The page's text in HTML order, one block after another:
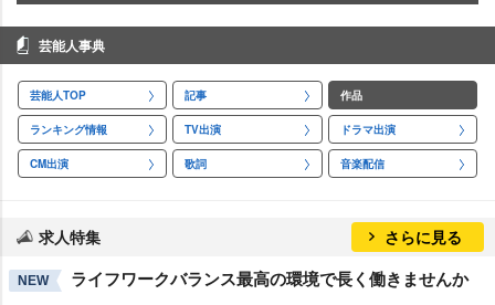
芸能人事典
芸能人TOP 記事 作品
ランキング情報 TV出演 ドラマ出演
CM出演 歌詞 音楽配信
求人特集 さらに見る
NEW ライフワークバランス最高の環境で長く働きませんか